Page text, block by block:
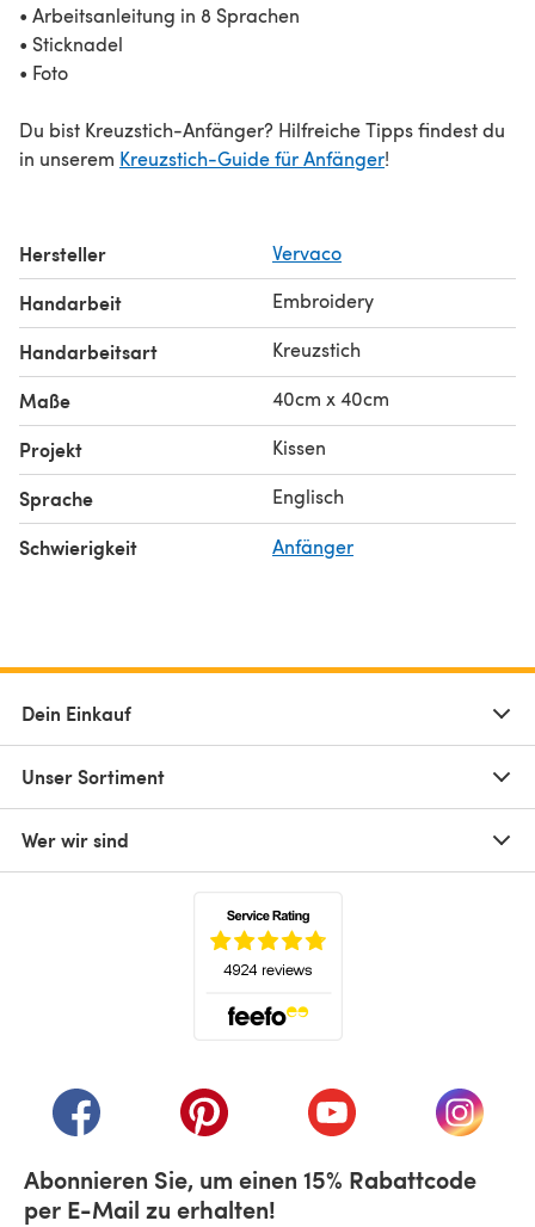
• Arbeitsanleitung in 8 Sprachen
• Sticknadel
• Foto
Du bist Kreuzstich-Anfänger? Hilfreiche Tipps findest du
in unserem Kreuzstich-Guide für Anfänger!
Hersteller Vervaco
Handarbeit Embroidery
Handarbeitsart Kreuzstich
Maße 40cm x 40cm
Projekt Kissen
Sprache Englisch
Schwierigkeit Anfänger
Dein Einkauf
Unser Sortiment
Wer wir sind
(öffnet sich in einem neuen Tab)
(öffnet sich in einem neuen Tab)
(öffnet sich in einem
(öffnet
Abonnieren Sie, um einen 15% Rabattcode
per E-Mail zu erhalten!